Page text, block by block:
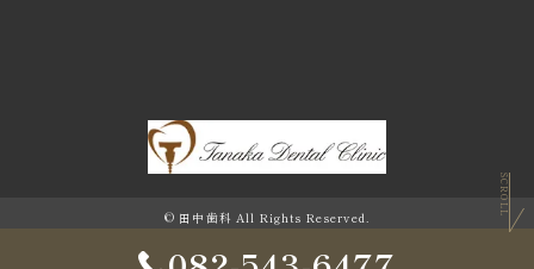
© 田中歯科 All Rights Reserved.
SCROLL